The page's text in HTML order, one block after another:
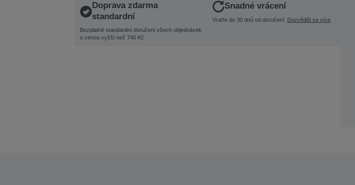
Doprava zdarma
standardní
Bezplatné standardní doručení všech objednávek
s cenou vyšší než 740 Kč
Snadné vrácení
Vraťte do 30 dnů od doručení. Dozvědět se více